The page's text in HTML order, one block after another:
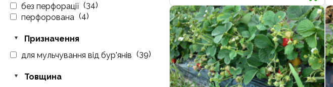
без перфорації (34)
перфорована (4)
Призначення
для мульчування від бур'янів (39)
Товщина